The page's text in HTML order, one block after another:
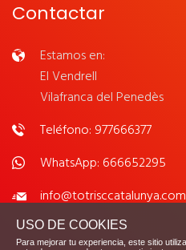
Contactar
Estamos en:
El Vendrell
Vilafranca del Penedès
Teléfono: 977666377
WhatsApp: 666652295
info@totrisccatalunya.com
USO DE COOKIES
Para mejorar tu experiencia, este sitio